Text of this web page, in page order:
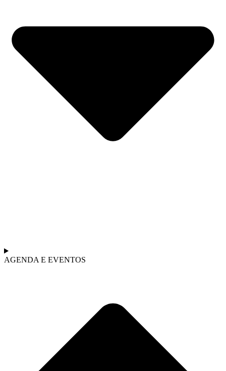
AGENDA E EVENTOS